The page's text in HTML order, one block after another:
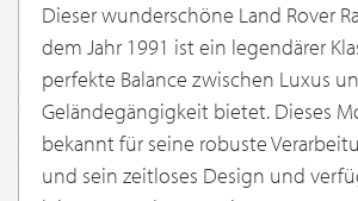
Dieser wunderschöne Land Rover
dem Jahr 1991 ist ein legendärer
perfekte Balance zwischen Luxus
Geländegängigkeit bietet. Dieses
bekannt für seine robuste
und sein zeitloses Design und